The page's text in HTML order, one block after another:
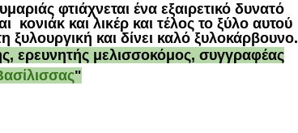
φτιάχνεται ένα εξαιρετικό δυνατό
κονιάκ και λικέρ και τέλος το ξύλο αυτού
ξυλουργική και δίνει καλό ξυλοκάρβουνο.
ερευνητής μελισσοκόμος, συγγραφέας
"